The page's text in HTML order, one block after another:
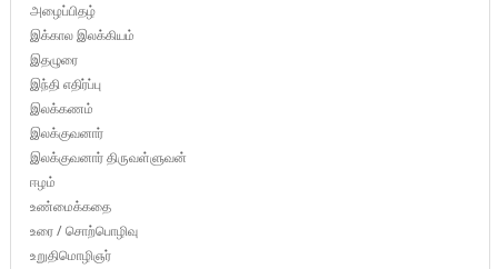
அழைப்பிதழ்
இக்கால இலக்கியம்
இதழுரை
இந்தி எதிர்ப்பு
இலக்கணம்
இலக்குவனார்
இலக்குவனார் திருவள்ளுவன்
ஈழம்
உண்மைக்கதை
உரை / சொற்பொழிவு
உறுதிமொழிஞர்